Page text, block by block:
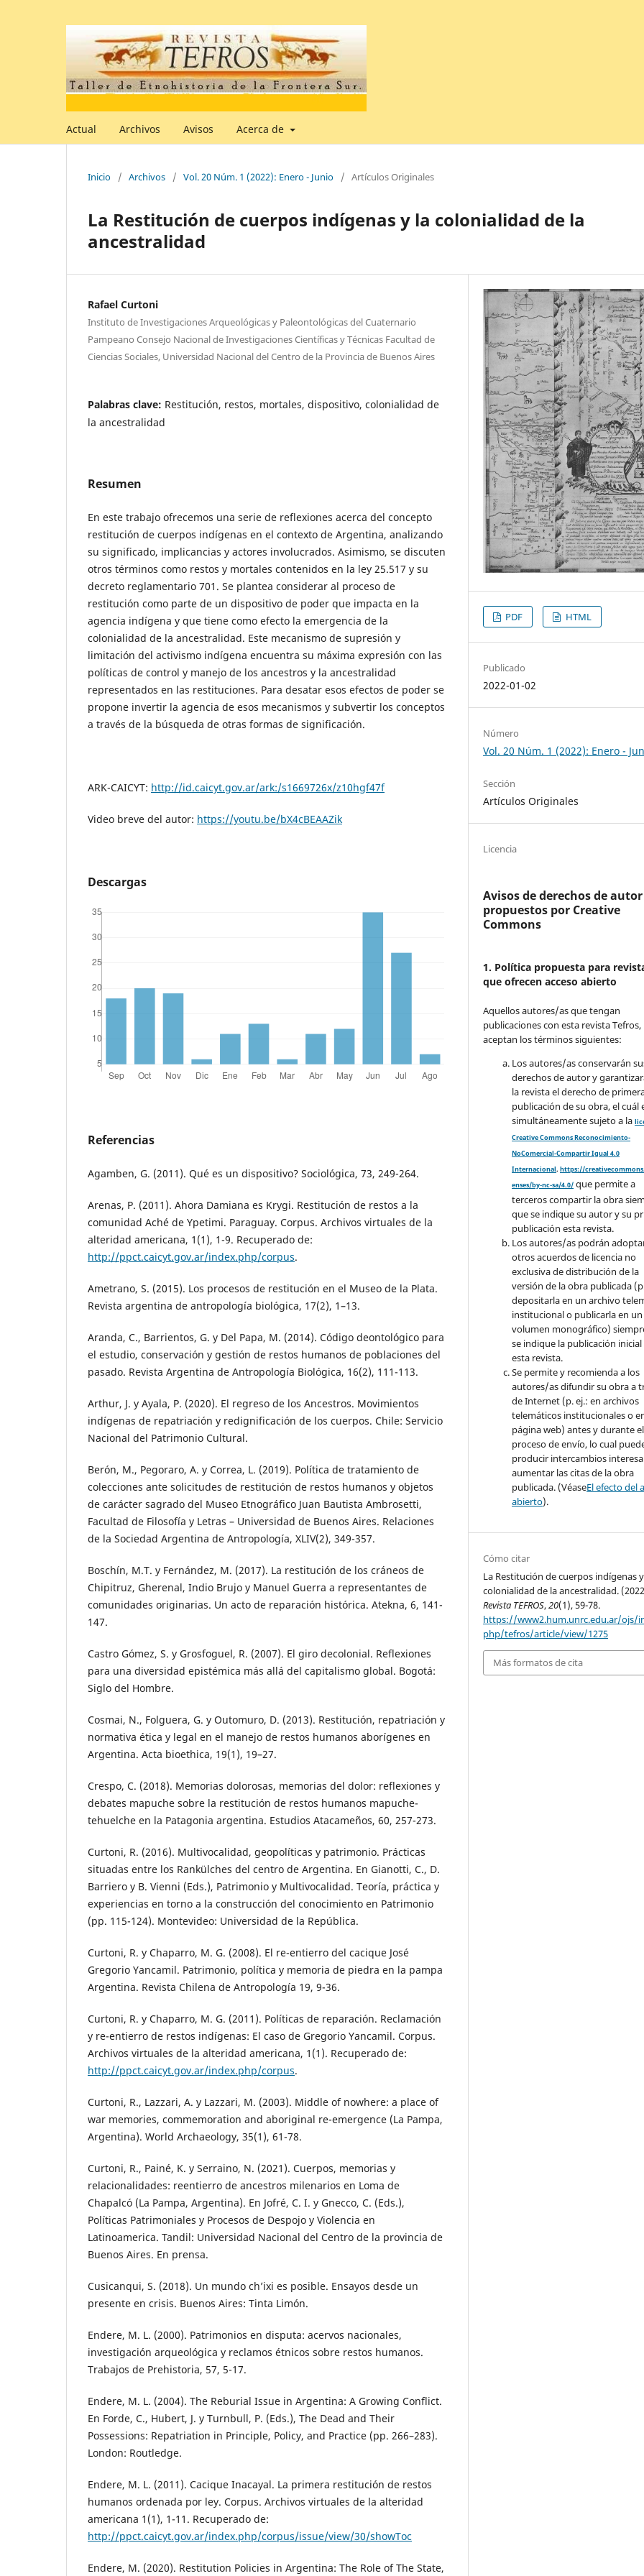
Actual Archivos Avisos Acerca de
Inicio / Archivos / Vol. 20 Núm. 1 (2022): Enero - Junio / Artículos Originales
La Restitución de cuerpos indígenas y la colonialidad de la
ancestralidad
Rafael Curtoni
Instituto de Investigaciones Arqueológicas y Paleontológicas del Cuaternario
Pampeano Consejo Nacional de Investigaciones Científicas y Técnicas Facultad de
Ciencias Sociales, Universidad Nacional del Centro de la Provincia de Buenos Aires
Palabras clave: Restitución, restos, mortales, dispositivo, colonialidad de
la ancestralidad
Resumen
En este trabajo ofrecemos una serie de reflexiones acerca del concepto
restitución de cuerpos indígenas en el contexto de Argentina, analizando
su significado, implicancias y actores involucrados. Asimismo, se discuten
otros términos como restos y mortales contenidos en la ley 25.517 y su
decreto reglamentario 701. Se plantea considerar al proceso de
restitución como parte de un dispositivo de poder que impacta en la
agencia indígena y que tiene como efecto la emergencia de la
colonialidad de la ancestralidad. Este mecanismo de supresión y
limitación del activismo indígena encuentra su máxima expresión con las
políticas de control y manejo de los ancestros y la ancestralidad
representados en las restituciones. Para desatar esos efectos de poder se
propone invertir la agencia de esos mecanismos y subvertir los conceptos
a través de la búsqueda de otras formas de significación.
ARK-CAICYT: http://id.caicyt.gov.ar/ark:/s1669726x/z10hgf47f
Video breve del autor: https://youtu.be/bX4cBEAAZik
Descargas
Referencias
Agamben, G. (2011). Qué es un dispositivo? Sociológica, 73, 249-264.
Arenas, P. (2011). Ahora Damiana es Krygi. Restitución de restos a la
comunidad Aché de Ypetimi. Paraguay. Corpus. Archivos virtuales de la
alteridad americana, 1(1), 1-9. Recuperado de:
http://ppct.caicyt.gov.ar/index.php/corpus.
Ametrano, S. (2015). Los procesos de restitución en el Museo de la Plata.
Revista argentina de antropología biológica, 17(2), 1–13.
Aranda, C., Barrientos, G. y Del Papa, M. (2014). Código deontológico para
el estudio, conservación y gestión de restos humanos de poblaciones del
pasado. Revista Argentina de Antropología Biológica, 16(2), 111-113.
Arthur, J. y Ayala, P. (2020). El regreso de los Ancestros. Movimientos
indígenas de repatriación y redignificación de los cuerpos. Chile: Servicio
Nacional del Patrimonio Cultural.
Berón, M., Pegoraro, A. y Correa, L. (2019). Política de tratamiento de
colecciones ante solicitudes de restitución de restos humanos y objetos
de carácter sagrado del Museo Etnográfico Juan Bautista Ambrosetti,
Facultad de Filosofía y Letras – Universidad de Buenos Aires. Relaciones
de la Sociedad Argentina de Antropología, XLIV(2), 349-357.
Boschín, M.T. y Fernández, M. (2017). La restitución de los cráneos de
Chipitruz, Gherenal, Indio Brujo y Manuel Guerra a representantes de
comunidades originarias. Un acto de reparación histórica. Atekna, 6, 141-
147.
Castro Gómez, S. y Grosfoguel, R. (2007). El giro decolonial. Reflexiones
para una diversidad epistémica más allá del capitalismo global. Bogotá:
Siglo del Hombre.
Cosmai, N., Folguera, G. y Outomuro, D. (2013). Restitución, repatriación y
normativa ética y legal en el manejo de restos humanos aborígenes en
Argentina. Acta bioethica, 19(1), 19–27.
Crespo, C. (2018). Memorias dolorosas, memorias del dolor: reflexiones y
debates mapuche sobre la restitución de restos humanos mapuche-
tehuelche en la Patagonia argentina. Estudios Atacameños, 60, 257-273.
Curtoni, R. (2016). Multivocalidad, geopolíticas y patrimonio. Prácticas
situadas entre los Rankülches del centro de Argentina. En Gianotti, C., D.
Barriero y B. Vienni (Eds.), Patrimonio y Multivocalidad. Teoría, práctica y
experiencias en torno a la construcción del conocimiento en Patrimonio
(pp. 115-124). Montevideo: Universidad de la República.
Curtoni, R. y Chaparro, M. G. (2008). El re-entierro del cacique José
Gregorio Yancamil. Patrimonio, política y memoria de piedra en la pampa
Argentina. Revista Chilena de Antropología 19, 9-36.
Curtoni, R. y Chaparro, M. G. (2011). Políticas de reparación. Reclamación
y re-entierro de restos indígenas: El caso de Gregorio Yancamil. Corpus.
Archivos virtuales de la alteridad americana, 1(1). Recuperado de:
http://ppct.caicyt.gov.ar/index.php/corpus.
Curtoni, R., Lazzari, A. y Lazzari, M. (2003). Middle of nowhere: a place of
war memories, commemoration and aboriginal re-emergence (La Pampa,
Argentina). World Archaeology, 35(1), 61-78.
Curtoni, R., Painé, K. y Serraino, N. (2021). Cuerpos, memorias y
relacionalidades: reentierro de ancestros milenarios en Loma de
Chapalcó (La Pampa, Argentina). En Jofré, C. I. y Gnecco, C. (Eds.),
Políticas Patrimoniales y Procesos de Despojo y Violencia en
Latinoamerica. Tandil: Universidad Nacional del Centro de la provincia de
Buenos Aires. En prensa.
Cusicanqui, S. (2018). Un mundo ch’ixi es posible. Ensayos desde un
presente en crisis. Buenos Aires: Tinta Limón.
Endere, M. L. (2000). Patrimonios en disputa: acervos nacionales,
investigación arqueológica y reclamos étnicos sobre restos humanos.
Trabajos de Prehistoria, 57, 5-17.
Endere, M. L. (2004). The Reburial Issue in Argentina: A Growing Conflict.
En Forde, C., Hubert, J. y Turnbull, P. (Eds.), The Dead and Their
Possessions: Repatriation in Principle, Policy, and Practice (pp. 266–283).
London: Routledge.
Endere, M. L. (2011). Cacique Inacayal. La primera restitución de restos
humanos ordenada por ley. Corpus. Archivos virtuales de la alteridad
americana 1(1), 1-11. Recuperado de:
http://ppct.caicyt.gov.ar/index.php/corpus/issue/view/30/showToc
Endere, M. (2020). Restitution Policies in Argentina: The Role of The State,
PDF HTML
Publicado
2022-01-02
Número
Vol. 20 Núm. 1 (2022): Enero -
Sección
Artículos Originales
Licencia
Avisos de derechos de autor
propuestos por Creative
Commons
1. Política propuesta para
que ofrecen acceso abierto
Aquellos autores/as que tengan
publicaciones con esta revista Tefros,
aceptan los términos siguientes:
Los autores/as conservarán
derechos de autor y
la revista el derecho de
publicación de su obra, el cuál
simultáneamente sujeto a la
Creative Commons Reconocimiento-
NoComercial-Compartir Igual 4.0
Internacional.https://
enses/by-nc-sa/4.0/ que permite a
terceros compartir la obra
que se indique su autor y su
publicación esta revista.
Los autores/as podrán
otros acuerdos de licencia no
exclusiva de distribución de la
versión de la obra publicada
depositarla en un archivo
institucional o publicarla en un
volumen monográfico)
se indique la publicación inicial
esta revista.
Se permite y recomienda a los
autores/as difundir su obra a
de Internet (p. ej.: en archivos
telemáticos institucionales o
página web) antes y durante el
proceso de envío, lo cual
producir intercambios
aumentar las citas de la obra
publicada. (VéaseEl efecto del
abierto).
Cómo citar
La Restitución de cuerpos indígenas
colonialidad de la ancestralidad.
Revista TEFROS,20(1), 59-78.
https://www2.hum.unrc.edu.ar/ojs/
php/tefros/article/view/1275
Más formatos de cita